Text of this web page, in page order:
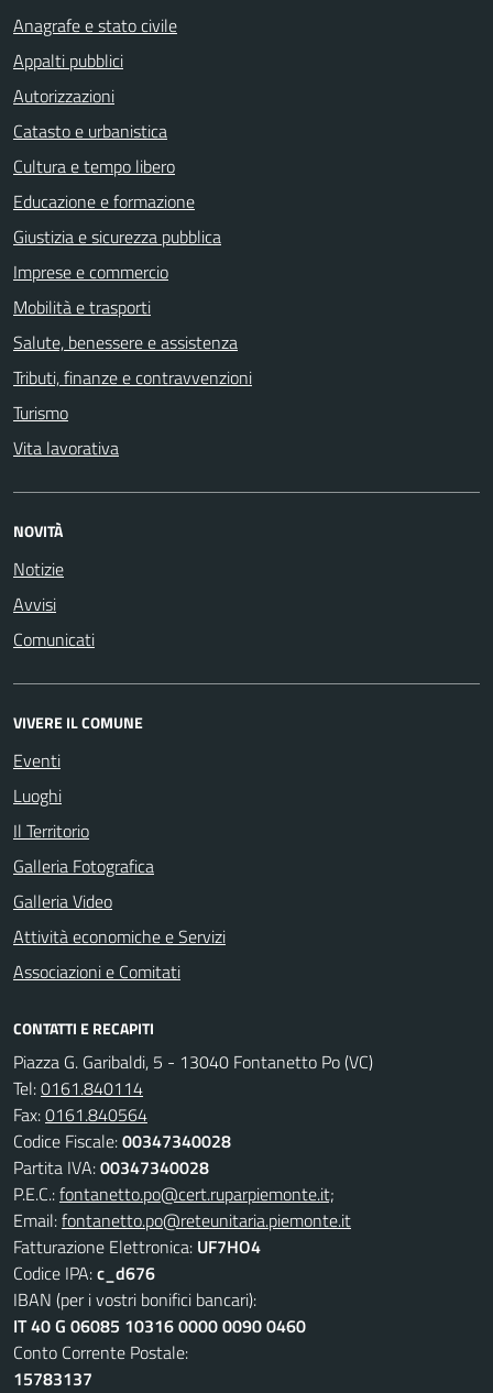
Anagrafe e stato civile
Appalti pubblici
Autorizzazioni
Catasto e urbanistica
Cultura e tempo libero
Educazione e formazione
Giustizia e sicurezza pubblica
Imprese e commercio
Mobilità e trasporti
Salute, benessere e assistenza
Tributi, finanze e contravvenzioni
Turismo
Vita lavorativa
NOVITÀ
Notizie
Avvisi
Comunicati
VIVERE IL COMUNE
Eventi
Luoghi
Il Territorio
Galleria Fotografica
Galleria Video
Attività economiche e Servizi
Associazioni e Comitati
CONTATTI E RECAPITI
Piazza G. Garibaldi, 5 - 13040 Fontanetto Po (VC)
Tel:0161.840114
Fax:0161.840564
Codice Fiscale:00347340028
Partita IVA:00347340028
P.E.C.:fontanetto.po@cert.ruparpiemonte.it;
Email:fontanetto.po@reteunitaria.piemonte.it
Fatturazione Elettronica: UF7HO4
Codice IPA:c_d676
IBAN (per i vostri bonifici bancari):
IT 40 G 06085 10316 0000 0090 0460
Conto Corrente Postale:
15783137